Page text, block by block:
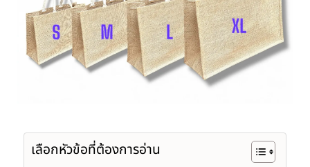
เลือกหัวข้อที่ต้องการอ่าน